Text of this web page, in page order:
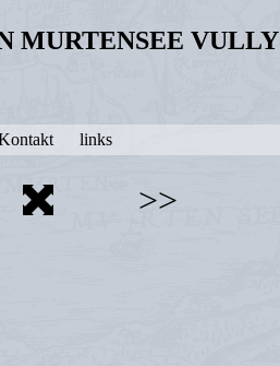
MURTENSEE VULLY
links
>>